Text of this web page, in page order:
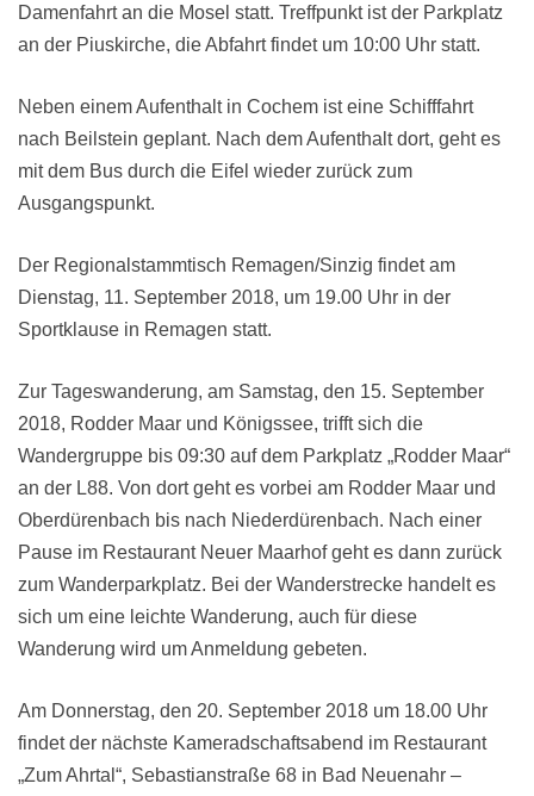
Damenfahrt an die Mosel statt. Treffpunkt ist der Parkplatz
an der Piuskirche, die Abfahrt findet um 10:00 Uhr statt.
Neben einem Aufenthalt in Cochem ist eine Schifffahrt
nach Beilstein geplant. Nach dem Aufenthalt dort, geht es
mit dem Bus durch die Eifel wieder zurück zum
Ausgangspunkt.
Der Regionalstammtisch Remagen/Sinzig findet am
Dienstag, 11. September 2018, um 19.00 Uhr in der
Sportklause in Remagen statt.
Zur Tageswanderung, am Samstag, den 15. September
2018, Rodder Maar und Königssee, trifft sich die
Wandergruppe bis 09:30 auf dem Parkplatz „Rodder Maar“
an der L88. Von dort geht es vorbei am Rodder Maar und
Oberdürenbach bis nach Niederdürenbach. Nach einer
Pause im Restaurant Neuer Maarhof geht es dann zurück
zum Wanderparkplatz. Bei der Wanderstrecke handelt es
sich um eine leichte Wanderung, auch für diese
Wanderung wird um Anmeldung gebeten.
Am Donnerstag, den 20. September 2018 um 18.00 Uhr
findet der nächste Kameradschaftsabend im Restaurant
„Zum Ahrtal“, Sebastianstraße 68 in Bad Neuenahr –